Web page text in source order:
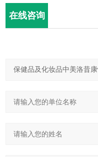
在线咨询